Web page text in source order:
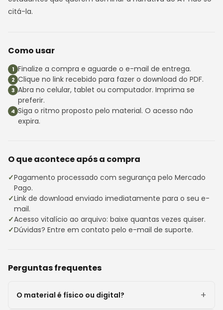
citá-la.
Como usar
Finalize a compra e aguarde o e-mail de entrega.
Clique no link recebido para fazer o download do PDF.
Abra no celular, tablet ou computador. Imprima se
preferir.
Siga o ritmo proposto pelo material. O acesso não
expira.
O que acontece após a compra
Pagamento processado com segurança pelo Mercado
Pago.
Link de download enviado imediatamente para o seu e-
mail.
Acesso vitalício ao arquivo: baixe quantas vezes quiser.
Dúvidas? Entre em contato pelo e-mail de suporte.
Perguntas frequentes
O material é físico ou digital?